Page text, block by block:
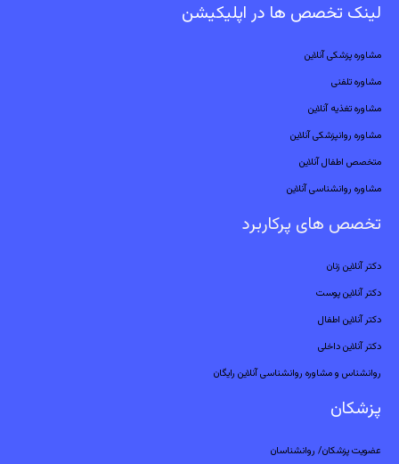
لینک تخصص ها در اپلیکیشن
مشاوره پزشکی آنلاین
مشاوره تلفنی
مشاوره تغذیه آنلاین
مشاوره روانپزشکی آنلاین
متخصص اطفال آنلاین
مشاوره روانشناسی آنلاین
تخصص های پرکاربرد
دکتر آنلاین زنان
دکتر آنلاین پوست
دکتر آنلاین اطفال
دکتر آنلاین داخلی
روانشناس و مشاوره روانشناسی آنلاین رایگان
پزشکان
عضویت پزشکان/ روانشناسان